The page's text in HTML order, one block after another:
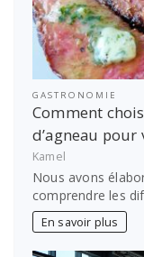
GASTRONOMIE
Comment
d’agneau pour
Kamel
Nous avons
comprendre les
En savoir plus